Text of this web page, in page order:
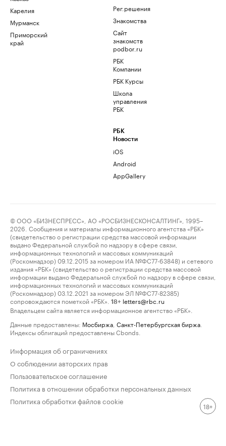
Карелия
Мурманск
Приморский
край
Рег.решения
Знакомства
Сайт
знакомств
podbor.ru
РБК
Компании
РБК Курсы
Школа
управления
РБК
РБК
Новости
iOS
Android
AppGallery
© ООО «БИЗНЕСПРЕСС», АО «РОСБИЗНЕСКОНСАЛТИНГ», 1995–
2026. Сообщения и материалы информационного агентства «РБК»
(свидетельство о регистрации средства массовой информации
выдано Федеральной службой по надзору в сфере связи,
информационных технологий и массовых коммуникаций
(Роскомнадзор) 09.12.2015 за номером ИА №ФС77-63848) и сетевого
издания «РБК» (свидетельство о регистрации средства массовой
информации выдано Федеральной службой по надзору в сфере связи,
информационных технологий и массовых коммуникаций
(Роскомнадзор) 03.12.2021 за номером ЭЛ №ФС77-82385)
сопровождаются пометкой «РБК».
18+ letters@rbc.ru
Владельцем сайта является информационное агентство «РБК».
Данные предоставлены: Мосбиржа Санкт-Петербургская биржа
Индексы облигаций предоставлены Cbonds.
Информация об ограничениях
О соблюдении авторских прав
Пользовательское соглашение
Политика в отношении обработки персональных данных
Политика обработки файлов cookie
18+